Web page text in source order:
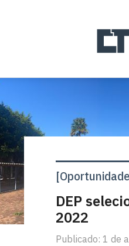
DEP
2022
Publicado: 1 de